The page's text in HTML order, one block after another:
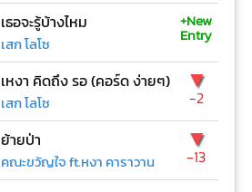
เธอจะรู้บ้างไหม
เสก โลโซ
+New
Entry
เหงา คิดถึง รอ (คอร์ด ง่ายๆ)
เสก โลโซ
▼
-2
ย้ายป่า
คณะขวัญใจ ft.หงา คาราวาน
▼
-13